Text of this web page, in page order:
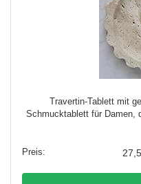
Travertin-Tablett mit
Schmucktablett für Damen,